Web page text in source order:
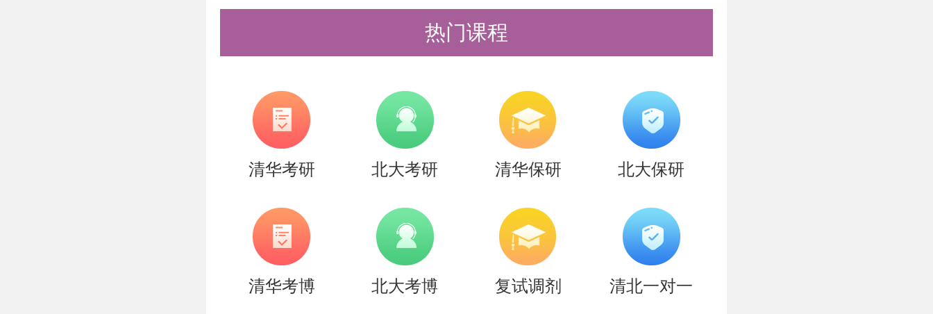
造，有清北先行营、清北强基营、清北暑期突破营、清北
实战营、清北冲刺营，更有清北清北半年营和清北全年营
可选择，清北学长领学，班主任全程督学，补盲区强技
巧，专项技能拔高，学员遍布清华北大各主干院系，专攻
清北。
盛世清北老师。
热门课程
清华考研 北大考研 清华保研 北大保研
清华考博 北大考博 复试调剂 清北一对一